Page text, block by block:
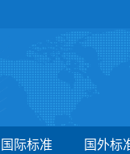
国际标准 国外标